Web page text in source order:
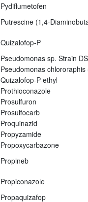
Pydiflumetofen
Putrescine (1,4-
Quizalofop-P
Pseudomonas sp. Strain
Pseudomonas chlororaphis
Quizalofop-P-ethyl
Prothioconazole
Prosulfuron
Prosulfocarb
Proquinazid
Propyzamide
Propoxycarbazone
Propineb
Propiconazole
Propaquizafop